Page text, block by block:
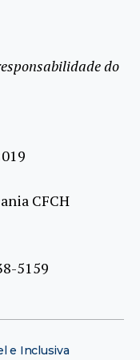
do
CFCH
5159
e Inclusiva